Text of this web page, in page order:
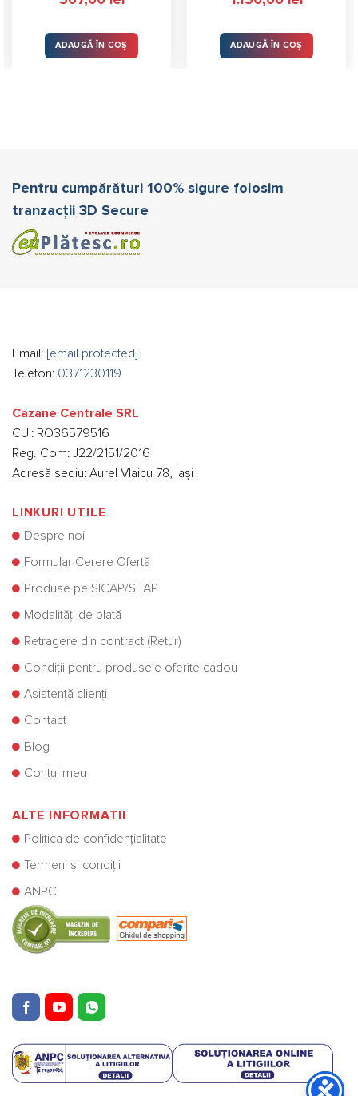
ADAUGĂ ÎN COȘ ADAUGĂ ÎN COȘ
Pentru cumpărături 100% sigure folosim
tranzacții 3D Secure
Email: [email protected]
Telefon: 0371230119
Cazane Centrale SRL
CUI: RO36579516
Reg. Com: J22/2151/2016
Adresă sediu: Aurel Vlaicu 78, Iași
LINKURI UTILE
Despre noi
Formular Cerere Ofertă
Produse pe SICAP/SEAP
Modalități de plată
Retragere din contract (Retur)
Condiții pentru produsele oferite cadou
Asistență clienți
Contact
Blog
Contul meu
ALTE INFORMATII
Politica de confidențialitate
Termeni și condiții
ANPC